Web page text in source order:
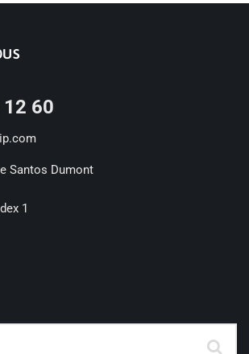
60
Santos Dumont
1